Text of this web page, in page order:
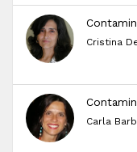
Cristina
Carla